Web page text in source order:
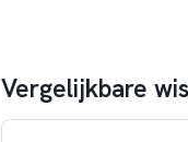
Vergelijkbare